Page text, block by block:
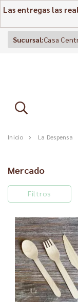
Las entregas las
Sucursal:Casa
Inicio La Despensa
Mercado
Filtros